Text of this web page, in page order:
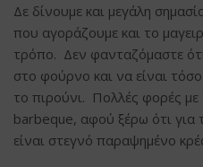
Δε δίνουμε και μεγάλη
που αγοράζουμε και το
τρόπο. Δεν φανταζόμαστε
στο φούρνο και να είναι
το πιρούνι. Πολλές φορές με
barbeque, αφού ξέρω ότι
είναι στεγνό παραψημένο